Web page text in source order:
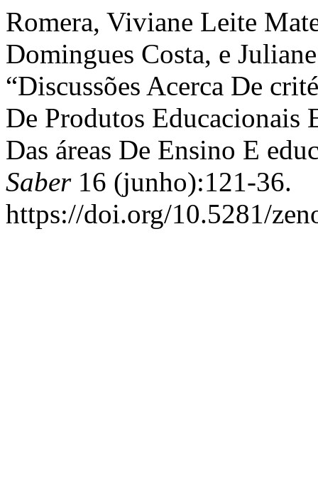
Romera, Viviane Leite
Domingues Costa, e
“Discussões Acerca De
De Produtos
Das áreas De Ensino E
Saber16 (junho):121-36.
https://doi.org/10.5281/